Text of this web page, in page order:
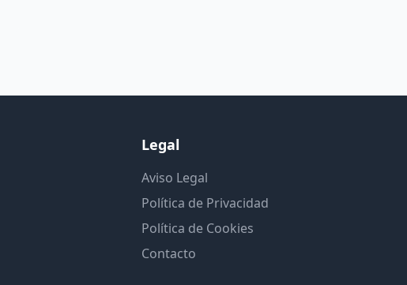
Legal
Aviso Legal
Política de Privacidad
Política de Cookies
Contacto